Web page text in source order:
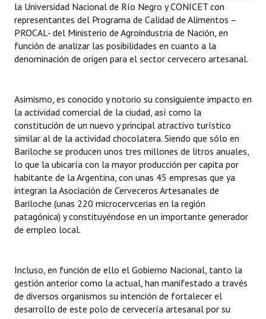
Ciudadano Ilustre - Registro
Banca del Vecino - Registro
Huéspedes de Honor - Registro
Reconocimientos - Registro
Bariloche, Municipio intercultural
Entrega de distinciones
REFORMA DE LA CARTA ORGÁNICA
la Universidad Nacional de Río Negro y CONICET con
representantes del Programa de Calidad de Alimentos –
PROCAL- del Ministerio de Agroindustria de Nación, en
función de analizar las posibilidades en cuanto a la
denominación de origen para el sector cervecero artesanal.
Asimismo, es conocido y notorio su consiguiente impacto en
la actividad comercial de la ciudad, así como la
constitución de un nuevo y principal atractivo turístico
similar al de la actividad chocolatera. Siendo que sólo en
Bariloche se producen unos tres millones de litros anuales,
lo que la ubicaría con la mayor producción per capita por
habitante de la Argentina, con unas 45 empresas que ya
integran la Asociación de Cerveceros Artesanales de
Bariloche (unas 220 microcervcerias en la región
patagónica) y constituyéndose en un importante generador
de empleo local.
Incluso, en función de ello el Gobierno Nacional, tanto la
gestión anterior como la actual, han manifestado a través
de diversos organismos su intención de fortalecer el
desarrollo de este polo de cervecería artesanal por su